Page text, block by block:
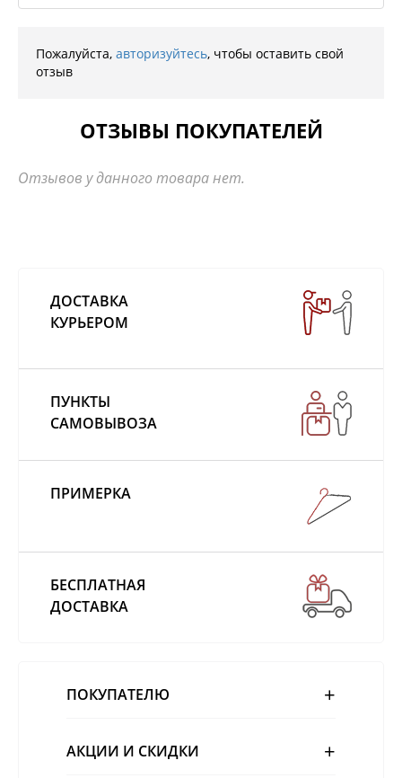
Пожалуйста, авторизуйтесь, чтобы оставить свой
отзыв
ОТЗЫВЫ ПОКУПАТЕЛЕЙ
Отзывов у данного товара нет.
ДОСТАВКА
КУРЬЕРОМ
ПУНКТЫ
САМОВЫВОЗА
ПРИМЕРКА
БЕСПЛАТНАЯ
ДОСТАВКА
ПОКУПАТЕЛЮ
АКЦИИ И СКИДКИ